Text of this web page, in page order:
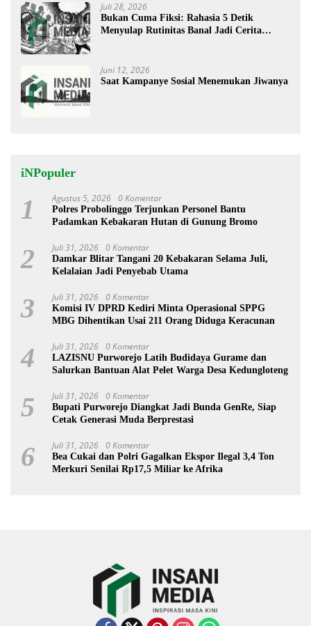
Juli 28, 2026
Bukan Cuma Fiksi: Rahasia 5 Detik
Menyulap Rutinitas Banal Jadi Cerita
Juni 12, 2026
Saat Kampanye Sosial Menemukan Jiwanya
iNPopuler
1 Agustus 5, 2026 0 Komentar
Polres Probolinggo Terjunkan Personel Bantu
Padamkan Kebakaran Hutan di Gunung Bromo
2 Juli 31, 2026 0 Komentar
Damkar Blitar Tangani 20 Kebakaran Selama Juli,
Kelalaian Jadi Penyebab Utama
3 Juli 31, 2026 0 Komentar
Komisi IV DPRD Kediri Minta Operasional SPPG
MBG Dihentikan Usai 211 Orang Diduga Keracunan
4 Juli 31, 2026 0 Komentar
LAZISNU Purworejo Latih Budidaya Gurame dan
Salurkan Bantuan Alat Pelet Warga Desa Kedungloteng
5 Juli 31, 2026 0 Komentar
Bupati Purworejo Diangkat Jadi Bunda GenRe, Siap
Cetak Generasi Muda Berprestasi
6 Juli 31, 2026 0 Komentar
Bea Cukai dan Polri Gagalkan Ekspor Ilegal 3,4 Ton
Merkuri Senilai Rp17,5 Miliar ke Afrika